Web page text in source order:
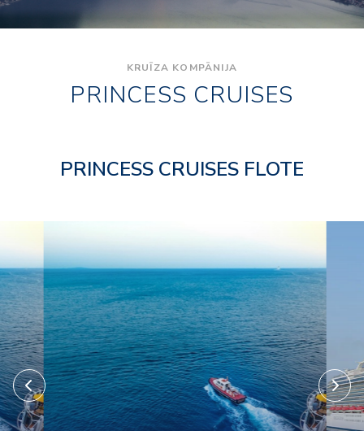
KRUĪZA KOMPĀNIJA
PRINCESS CRUISES
PRINCESS CRUISES FLOTE